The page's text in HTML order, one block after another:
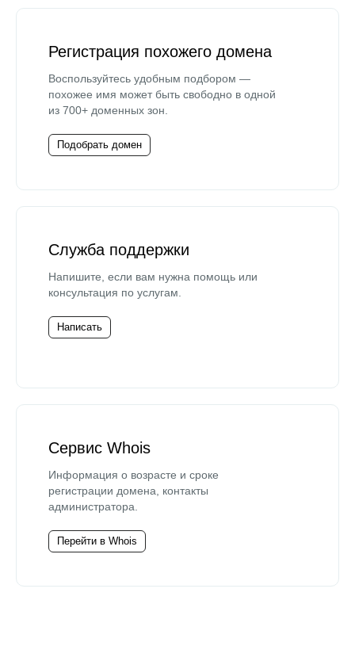
Регистрация похожего домена
Воспользуйтесь удобным подбором —
похожее имя может быть свободно в одной
из 700+ доменных зон.
Подобрать домен
Служба поддержки
Напишите, если вам нужна помощь или
консультация по услугам.
Написать
Сервис Whois
Информация о возрасте и сроке
регистрации домена, контакты
администратора.
Перейти в Whois